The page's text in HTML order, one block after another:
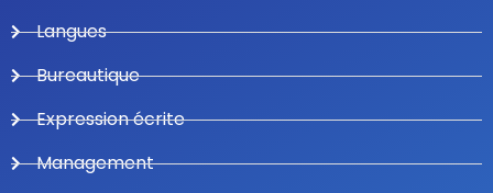
Langues
Bureautique
Expression écrite
Management